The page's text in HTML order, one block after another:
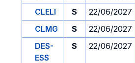
CLELI
S 22/06/2027
CLMG
S 22/06/2027
DES-
ESS
S 22/06/2027